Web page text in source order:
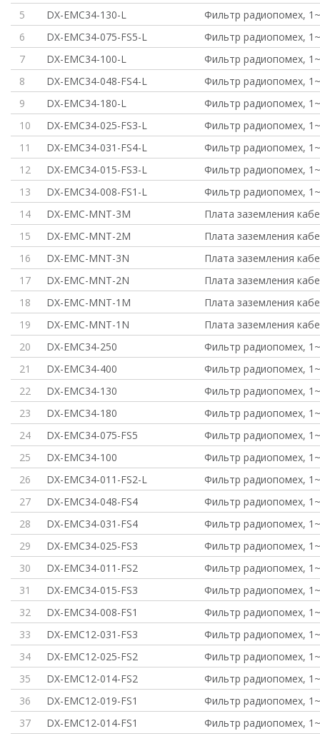
5
DX-EMC34-130-L
Фильтр радиопомех,
6
DX-EMC34-075-FS5-L
Фильтр радиопомех,
7
DX-EMC34-100-L
Фильтр радиопомех,
8
DX-EMC34-048-FS4-L
Фильтр радиопомех,
9
DX-EMC34-180-L
Фильтр радиопомех,
10
DX-EMC34-025-FS3-L
Фильтр радиопомех,
11
DX-EMC34-031-FS4-L
Фильтр радиопомех,
12
DX-EMC34-015-FS3-L
Фильтр радиопомех,
13
DX-EMC34-008-FS1-L
Фильтр радиопомех,
14
DX-EMC-MNT-3M
Плата заземления
15
DX-EMC-MNT-2M
Плата заземления
16
DX-EMC-MNT-3N
Плата заземления
17
DX-EMC-MNT-2N
Плата заземления
18
DX-EMC-MNT-1M
Плата заземления
19
DX-EMC-MNT-1N
Плата заземления
20
DX-EMC34-250
Фильтр радиопомех,
21
DX-EMC34-400
Фильтр радиопомех,
22
DX-EMC34-130
Фильтр радиопомех,
23
DX-EMC34-180
Фильтр радиопомех,
24
DX-EMC34-075-FS5
Фильтр радиопомех,
25
DX-EMC34-100
Фильтр радиопомех,
26
DX-EMC34-011-FS2-L
Фильтр радиопомех,
27
DX-EMC34-048-FS4
Фильтр радиопомех,
28
DX-EMC34-031-FS4
Фильтр радиопомех,
29
DX-EMC34-025-FS3
Фильтр радиопомех,
30
DX-EMC34-011-FS2
Фильтр радиопомех,
31
DX-EMC34-015-FS3
Фильтр радиопомех,
32
DX-EMC34-008-FS1
Фильтр радиопомех,
33
DX-EMC12-031-FS3
Фильтр радиопомех,
34
DX-EMC12-025-FS2
Фильтр радиопомех,
35
DX-EMC12-014-FS2
Фильтр радиопомех,
36
DX-EMC12-019-FS1
Фильтр радиопомех,
37
DX-EMC12-014-FS1 Фильтр радиопомех,